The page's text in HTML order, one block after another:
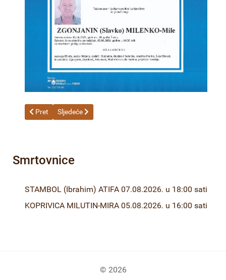
Prethodni članak: BEČIRHODŽIĆ (Hajrudin) NISVETA
Pret Sljedeći članak: ŠAHINOVIĆ (Rešad) MEHO
Sljedeće
Smrtovnice
STAMBOL (Ibrahim) ATIFA 07.08.2026. u 18:00 sati
KOPRIVICA MILUTIN-MIRA 05.08.2026. u 16:00 sati
© 2026